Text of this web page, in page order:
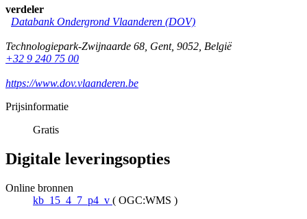
verdeler
Databank Ondergrond Vlaanderen (DOV)
Technologiepark-Zwijnaarde 68, Gent, 9052, België
+32 9 240 75 00
https://www.dov.vlaanderen.be
Prijsinformatie
Gratis
Digitale leveringsopties
Online bronnen
kb_15_4_7_p4_v ( OGC:WMS )